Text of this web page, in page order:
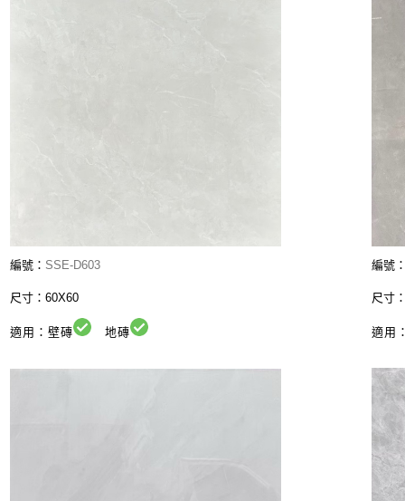
編號： SSE-D603
尺寸：60X60
適用：壁磚 地磚
編號
尺寸
適用